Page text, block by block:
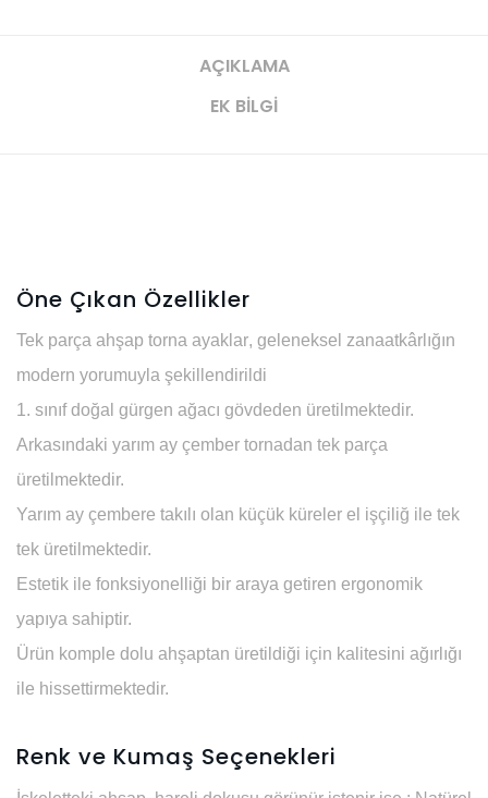
AÇIKLAMA
EK BILGI
Öne Çıkan Özellikler
Tek parça ahşap torna ayaklar, geleneksel zanaatkârlığın
modern yorumuyla şekillendirildi
1. sınıf doğal gürgen ağacı gövdeden üretilmektedir.
Arkasındaki yarım ay çember tornadan tek parça
üretilmektedir.
Yarım ay çembere takılı olan küçük küreler el işçiliğ ile tek
tek üretilmektedir.
Estetik ile fonksiyonelliği bir araya getiren ergonomik
yapıya sahiptir.
Ürün komple dolu ahşaptan üretildiği için kalitesini ağırlığı
ile hissettirmektedir.
Renk ve Kumaş Seçenekleri